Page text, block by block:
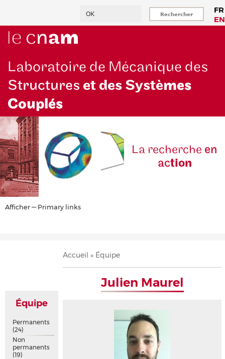
principal
FR
EN
Laboratoire de Mécanique des
Structures et des Systèmes
Couplés
La recherche en
action
Primary
Afficher — Primary links
Fil
d'Ariane
Accueil Équipe
Julien Maurel
Équipe
Permanents
(24)
Non
permanents
(19)